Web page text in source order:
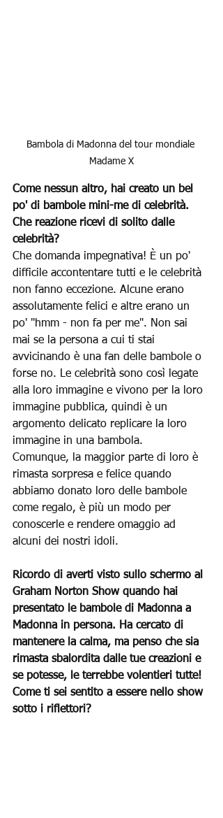
Bambola di Madonna del tour mondiale
Madame X
Come nessun altro, hai creato un bel
po' di bambole mini-me di celebrità.
Che reazione ricevi di solito dalle
celebrità?
Che domanda impegnativa! È un po'
difficile accontentare tutti e le celebrità
non fanno eccezione. Alcune erano
assolutamente felici e altre erano un
po' "hmm - non fa per me". Non sai
mai se la persona a cui ti stai
avvicinando è una fan delle bambole o
forse no. Le celebrità sono così legate
alla loro immagine e vivono per la loro
immagine pubblica, quindi è un
argomento delicato replicare la loro
immagine in una bambola.
Comunque, la maggior parte di loro è
rimasta sorpresa e felice quando
abbiamo donato loro delle bambole
come regalo, è più un modo per
conoscerle e rendere omaggio ad
alcuni dei nostri idoli.
Ricordo di averti visto sullo schermo al
Graham Norton Show quando hai
presentato le bambole di Madonna a
Madonna in persona. Ha cercato di
mantenere la calma, ma penso che sia
rimasta sbalordita dalle tue creazioni e
se potesse, le terrebbe volentieri tutte!
Come ti sei sentito a essere nello show
sotto i riflettori?